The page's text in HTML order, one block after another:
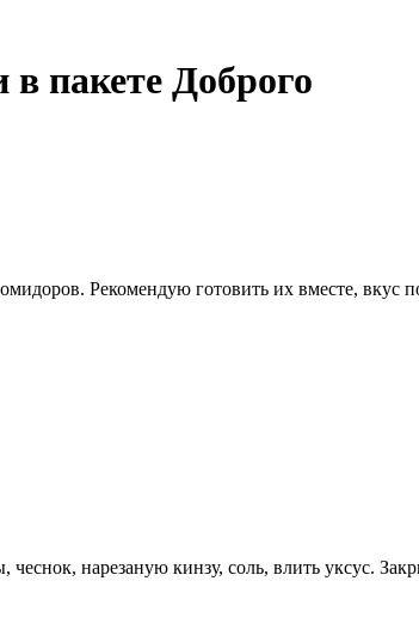
пакете Доброго
Рекомендую готовить их вместе, вкус
нарезаную кинзу, соль, влить уксус.